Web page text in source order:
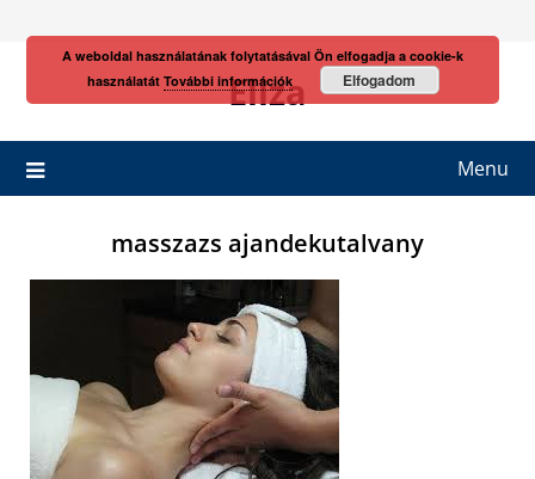
Eliza
Menu
masszazs ajandekutalvany
A weboldal használatának folytatásával Ön elfogadja a cookie-k
használatát További információk Elfogadom